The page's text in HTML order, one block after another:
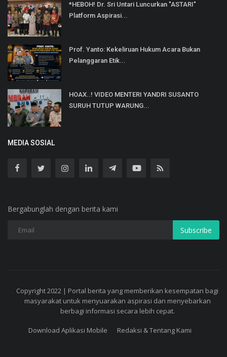
*HEBOH! Dr. Sri Untari Luncurkan "ASTARI"
Platform Aspirasi...
Prof. Yanto: Kekeliruan Hukum Acara Bukan
Pelanggaran Etik...
HOAX..! VIDEO MENTERI YANDRI SUSANTO
SURUH TUTUP WARUNG...
MEDIA SOSIAL
Bergabunglah dengan berita kami
Subscribe
Copyright 2022 | Portal berita yang memberikan kesempatan bagi
masyarakat untuk menyuarakan aspirasi dan menyebarkan
berbagi informasi secara lebih cepat.
Download Aplikasi Mobile Redaksi & Tentang Kami